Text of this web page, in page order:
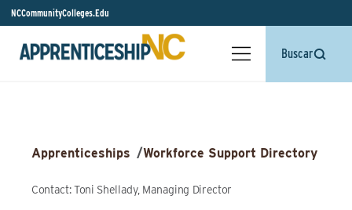
NCCommunityColleges.Edu
Buscar
Apprenticeships /Workforce Support Directory
Contact: Toni Shellady, Managing Director